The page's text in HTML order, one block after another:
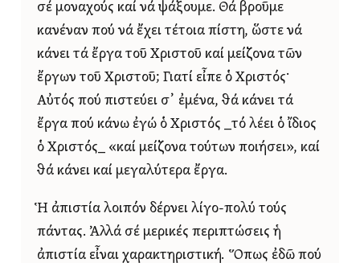
σέ μοναχούς καί νά ψάξουμε. Θά βροῦμε
κανέναν πού νά ἔχει τέτοια πίστη, ὥστε νά
κάνει τά ἔργα τοῦ Χριστοῦ καί μείζονα τῶν
ἔργων τοῦ Χριστοῦ; Γιατί εἶπε ὁ Χριστός·
Αὐτός πού πιστεύει σ᾿ ἐμένα, θά κάνει τά
ἔργα πού κάνω ἐγώ ὁ Χριστός _τό λέει ὁ ἴδιος
ὁ Χριστός_ «καί μείζονα τούτων ποιήσει», καί
θά κάνει καί μεγαλύτερα ἔργα.
Ἡ ἀπιστία λοιπόν δέρνει λίγο-πολύ τούς
πάντας. Ἀλλά σέ μερικές περιπτώσεις ἡ
ἀπιστία εἶναι χαρακτηριστική. Ὅπως ἐδῶ πού